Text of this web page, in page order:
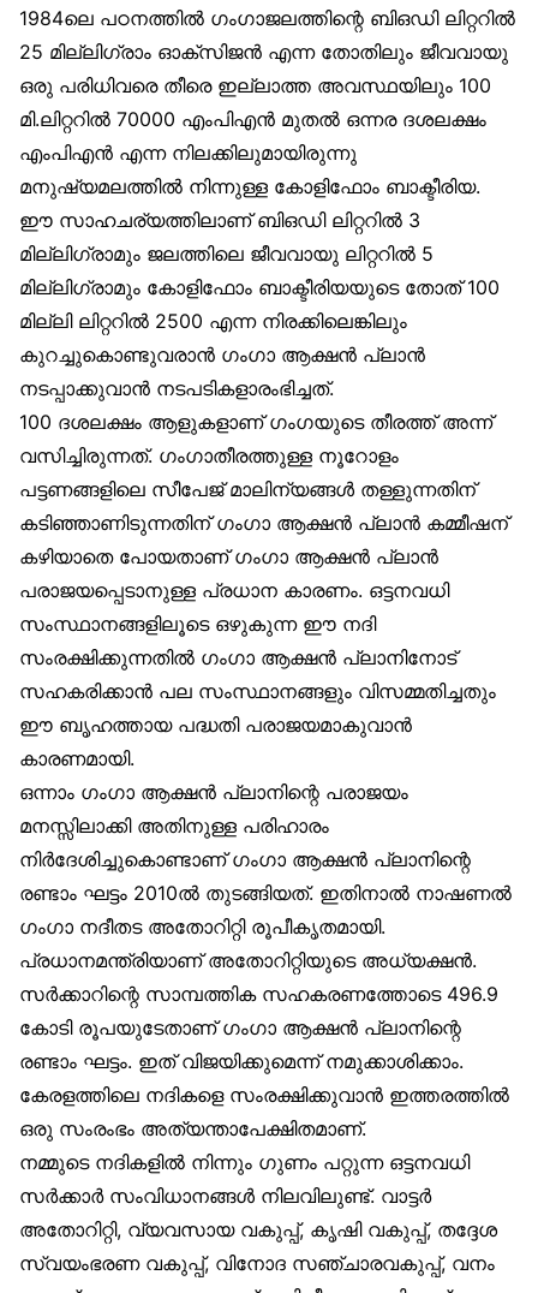
1984ലെ പഠനത്തില്‍ ഗംഗാജലത്തിന്റെ ബിഒഡി ലിറ്ററില്‍
25 മില്ലിഗ്രാം ഓക്സിജന്‍ എന്ന തോതിലും ജീവവായു
ഒരു പരിധിവരെ തീരെ ഇല്ലാത്ത അവസ്ഥയിലും 100
മി.ലിറ്ററില്‍ 70000 എംപിഎന്‍ മുതല്‍ ഒന്നര ദശലക്ഷം
എംപിഎന്‍ എന്ന നിലക്കിലുമായിരുന്നു
മനുഷ്യമലത്തില്‍ നിന്നുള്ള കോളിഫോം ബാക്ടീരിയ.
ഈ സാഹചര്യത്തിലാണ് ബിഒഡി ലിറ്ററില്‍ 3
മില്ലിഗ്രാമും ജലത്തിലെ ജീവവായു ലിറ്ററില്‍ 5
മില്ലിഗ്രാമും കോളിഫോം ബാക്ടീരിയയുടെ തോത് 100
മില്ലി ലിറ്ററില്‍ 2500 എന്ന നിരക്കിലെങ്കിലും
കുറച്ചുകൊണ്ടുവരാന്‍ ഗംഗാ ആക്ഷന്‍ പ്ലാന്‍
നടപ്പാക്കുവാന്‍ നടപടികളാരംഭിച്ചത്.
100 ദശലക്ഷം ആളുകളാണ് ഗംഗയുടെ തീരത്ത് അന്ന്
വസിച്ചിരുന്നത്. ഗംഗാതീരത്തുള്ള നൂറോളം
പട്ടണങ്ങളിലെ സീപേജ് മാലിന്യങ്ങള്‍ തള്ളുന്നതിന്
കടിഞ്ഞാണിടുന്നതിന് ഗംഗാ ആക്ഷന്‍ പ്ലാന്‍ കമ്മീഷന്
കഴിയാതെ പോയതാണ് ഗംഗാ ആക്ഷന്‍ പ്ലാന്‍
പരാജയപ്പെടാനുള്ള പ്രധാന കാരണം. ഒട്ടനവധി
സംസ്ഥാനങ്ങളിലൂടെ ഒഴുകുന്ന ഈ നദി
സംരക്ഷിക്കുന്നതില്‍ ഗംഗാ ആക്ഷന്‍ പ്ലാനിനോട്
സഹകരിക്കാന്‍ പല സംസ്ഥാനങ്ങളും വിസമ്മതിച്ചതും
ഈ ബൃഹത്തായ പദ്ധതി പരാജയമാകുവാന്‍
കാരണമായി.
ഒന്നാം ഗംഗാ ആക്ഷന്‍ പ്ലാനിന്റെ പരാജയം
മനസ്സിലാക്കി അതിനുള്ള പരിഹാരം
നിര്‍ദേശിച്ചുകൊണ്ടാണ് ഗംഗാ ആക്ഷന്‍ പ്ലാനിന്റെ
രണ്ടാം ഘട്ടം 2010ല്‍ തുടങ്ങിയത്. ഇതിനാല്‍ നാഷണല്‍
ഗംഗാ നദീതട അതോറിറ്റി രൂപീകൃതമായി.
പ്രധാനമന്ത്രിയാണ് അതോറിറ്റിയുടെ അധ്യക്ഷന്‍.
സര്‍ക്കാറിന്റെ സാമ്പത്തിക സഹകരണത്തോടെ 496.9
കോടി രൂപയുടേതാണ് ഗംഗാ ആക്ഷന്‍ പ്ലാനിന്റെ
രണ്ടാം ഘട്ടം. ഇത് വിജയിക്കുമെന്ന് നമുക്കാശിക്കാം.
കേരളത്തിലെ നദികളെ സംരക്ഷിക്കുവാന്‍ ഇത്തരത്തില്‍
ഒരു സംരംഭം അത്യന്താപേക്ഷിതമാണ്.
നമ്മുടെ നദികളില്‍ നിന്നും ഗുണം പറ്റുന്ന ഒട്ടനവധി
സര്‍ക്കാര്‍ സംവിധാനങ്ങള്‍ നിലവിലുണ്ട്. വാട്ടര്‍
അതോറിറ്റി, വ്യവസായ വകുപ്പ്, കൃഷി വകുപ്പ്, തദ്ദേശ
സ്വയംഭരണ വകുപ്പ്, വിനോദ സഞ്ചാരവകുപ്പ്, വനം